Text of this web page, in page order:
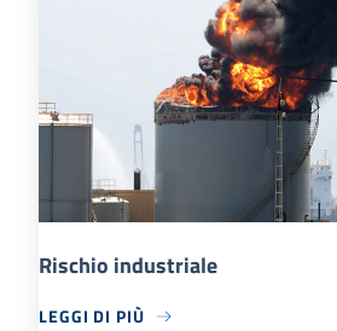
Rischio industriale
LEGGI DI PIÙ